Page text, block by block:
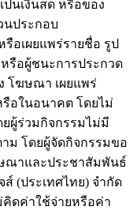
นเงินสด หรือของ
นประกอบ
อเผยแพร่รายชื่อ รูป
รือผู้ชนะการประกวด
โฆษณา เผยแพร่
อในอนาคต โดยไม่
ผู้ร่วมกิจกรรมไม่มี
ม โดยผู้จัดกิจกรรมขอ
ณาและประชาสัมพันธ์
ส์ (ประเทศไทย) จำกัด
คิดค่าใช้จ่ายหรือค่า